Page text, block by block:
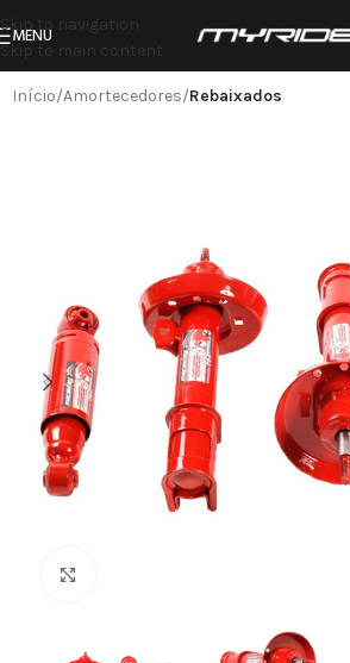
Skip to navigation
Skip to main content
MENU
Início Amortecedores Rebaixados